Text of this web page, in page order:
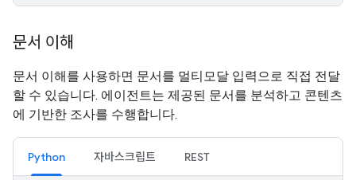
문서 이해
문서 이해를 사용하면 문서를 멀티모달 입력으로 직접 전달
할 수 있습니다. 에이전트는 제공된 문서를 분석하고 콘텐츠
에 기반한 조사를 수행합니다.
Python 자바스크립트 REST